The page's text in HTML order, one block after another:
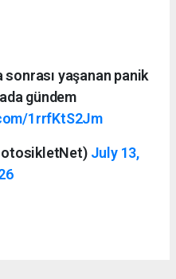
yaşanan panik
gündem
1rrfKtS2Jm
July 13,